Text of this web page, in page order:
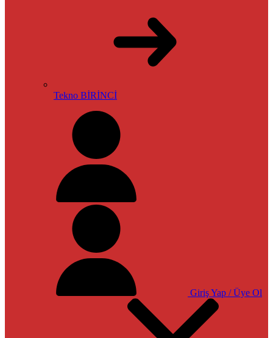
Tekno BİRİNCİ
Giriş Yap / Üye Ol